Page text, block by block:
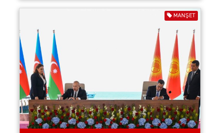
MANŞET